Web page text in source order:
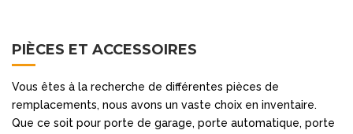
PIÈCES ET ACCESSOIRES
Vous êtes à la recherche de différentes pièces de
remplacements, nous avons un vaste choix en inventaire.
Que ce soit pour porte de garage, porte automatique, porte